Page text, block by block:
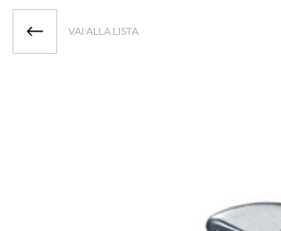
VAI ALLA LISTA